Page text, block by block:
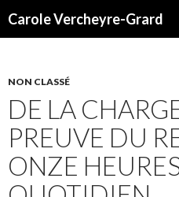
Carole Vercheyre-Grard
NON CLASSÉ
DE LA
PREUVE DU
ONZE